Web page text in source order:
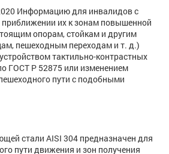
Информацию для инвалидов с
их к зонам повышенной
опорам, стойкам и другим
пешеходным переходам и т. д.)
тактильно-контрастных
ГОСТ Р 52875 или изменением
пути с подобными
стали AISI 304 предназначен для
пути движения и зон получения